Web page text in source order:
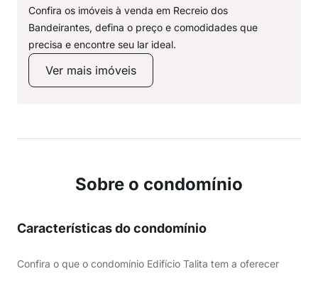
Confira os imóveis à venda em Recreio dos
Bandeirantes, defina o preço e comodidades que
precisa e encontre seu lar ideal.
Ver mais imóveis
Sobre o condomínio
Características do condomínio
Confira o que o condomínio Edifício Talita tem a oferecer